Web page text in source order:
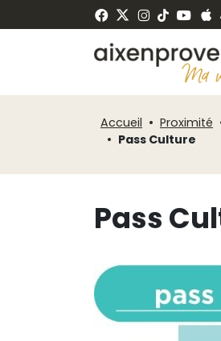
Accueil Proximité
Pass Culture
Pass
de
Panneau de gestion des cookies